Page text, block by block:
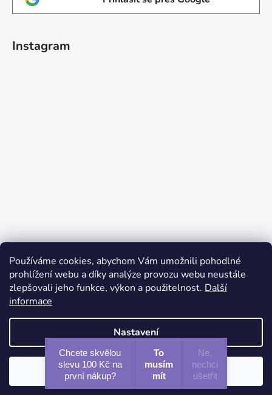
Používáme cookies, abychom Vám umožnili pohodlné
prohlížení webu a díky analýze provozu webu neustále
zlepšovali jeho funkce, výkon a použitelnost. Další
informace
Nastavení
Souhlasím
Instagram
Sledovat na Instagramu
Facebook Instagram
Vytvořil Shoptet
Copyright 2026CHRISTINA. Všechna práva vyhrazena.
Chcete skvělou
slevu 100 Kč na
první nákup?
To
musím
mít
Ne,
nechci
ušetřit